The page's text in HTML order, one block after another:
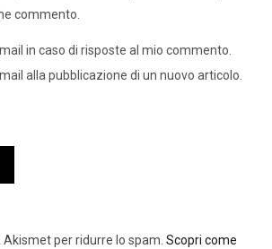
commento.
in caso di risposte al mio commento.
alla pubblicazione di un nuovo articolo.
per ridurre lo spam. Scopri come